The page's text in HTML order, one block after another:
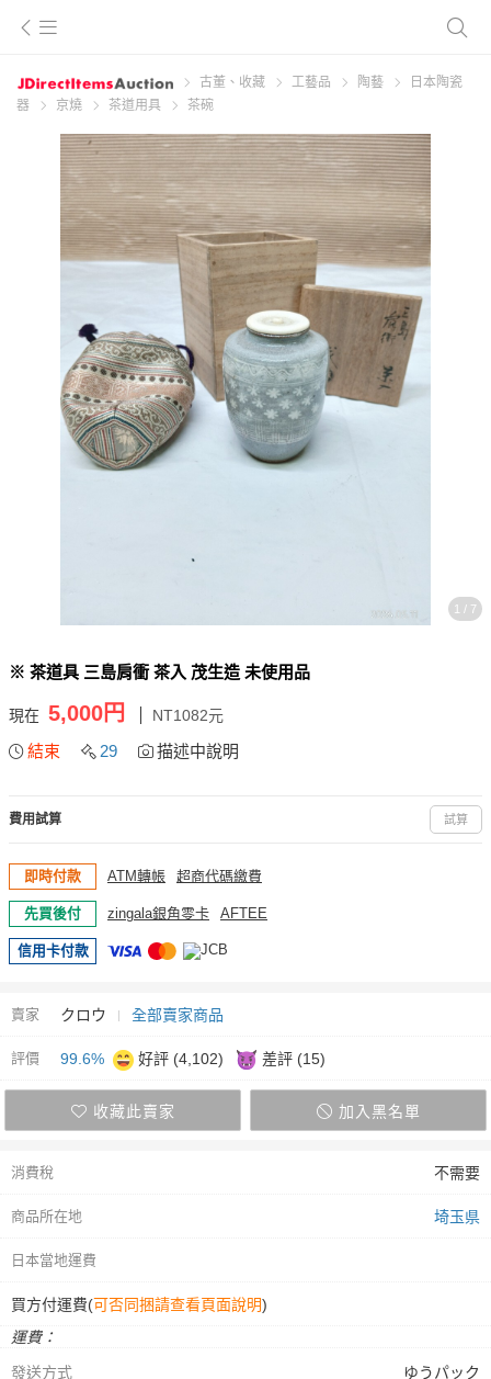
古董、收藏 工藝品 陶藝
日本陶瓷
器
京燒 茶道用具 茶碗
1 / 7
※ 茶道具 三島肩衝 茶入 茂生造 未使用品
現在 5,000円 NT1082元
結束 29 描述中說明
費用試算 試算
即時付款 ATM轉帳 超商代碼繳費
先買後付 zingala銀角零卡 AFTEE
信用卡付款
賣家 クロウ 全部賣家商品
評價 99.6% 好評 (4,102) 差評 (15)
收藏此賣家 加入黑名單
消費稅 不需要
商品所在地 埼玉県
日本當地運費
買方付運費(可否同捆請查看頁面說明)
運費：
發送方式
ゆうパック